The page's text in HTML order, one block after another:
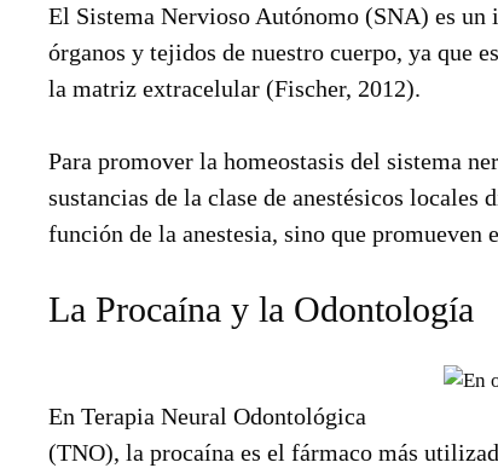
El Sistema Nervioso Autónomo (SNA) es
órganos y tejidos de nuestro cuerpo, ya que
la matriz extracelular (Fischer, 2012).
Para promover la homeostasis del sistema
sustancias de la clase de anestésicos
función de la anestesia, sino que
La Procaína y la Odontología
En Terapia Neural Odontológica
(TNO), la procaína es el fármaco más